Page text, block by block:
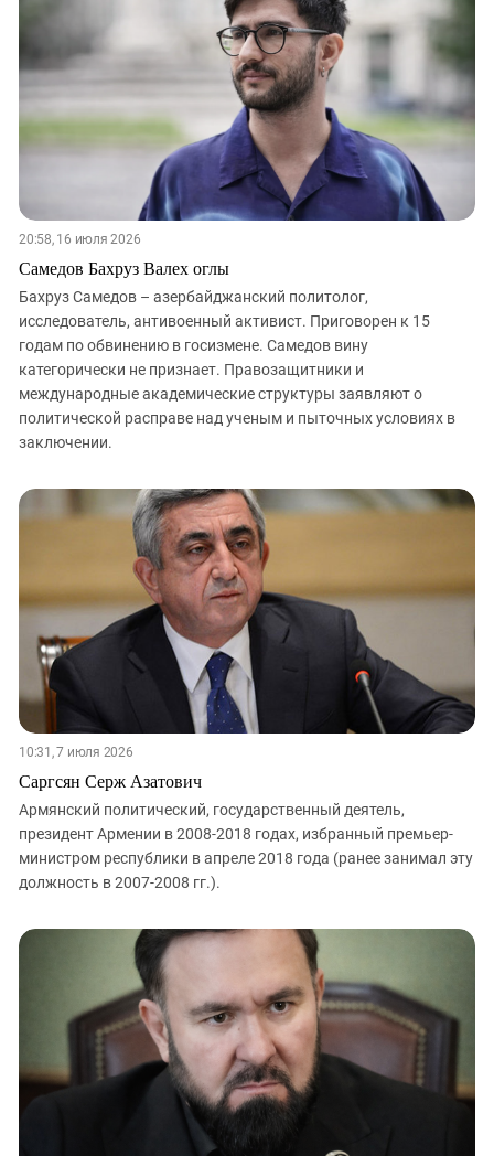
ЗАСТАВЛЯЕТ
КАВКАЗ ЗА ПАЛЕСТИНУ
ИНАКОМЫСЛИЕ В ЧЕЧНЕ
ПРЕСЛЕДОВАНИЕ АКТИВИСТОВ
МОБИЛИЗАЦИЯ И ПРОТЕСТЫ
Ингушетия
Кабардино-Балкария
Калмыкия
Карачаево-Черкесия
Краснодарский край
Нагорный Карабах
Ростовская область
Северная Осетия - Алания
Ставропольский край
Чечня
20:58, 16 июля 2026
Самедов Бахруз Валех оглы
Бахруз Самедов – азербайджанский политолог,
исследователь, антивоенный активист. Приговорен к 15
годам по обвинению в госизмене. Самедов вину
категорически не признает. Правозащитники и
международные академические структуры заявляют о
политической расправе над ученым и пыточных условиях в
заключении.
10:31, 7 июля 2026
Саргсян Серж Азатович
Армянский политический, государственный деятель,
президент Армении в 2008-2018 годах, избранный премьер-
министром республики в апреле 2018 года (ранее занимал эту
должность в 2007-2008 гг.).